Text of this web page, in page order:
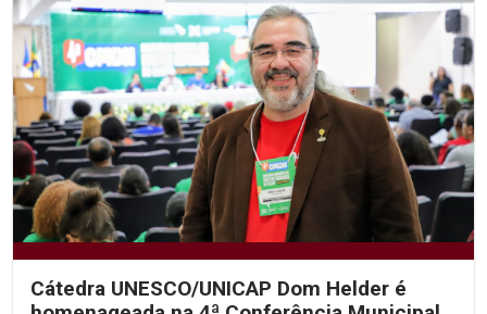
Cátedra UNESCO/UNICAP Dom Helder é